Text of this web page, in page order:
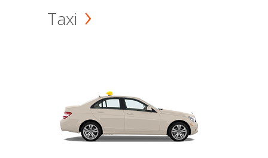
Taxi